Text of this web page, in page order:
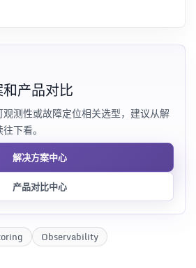
产品对比
测性或故障定位相关选型，建议从解
下看。
解决方案中心
产品对比中心
Observability